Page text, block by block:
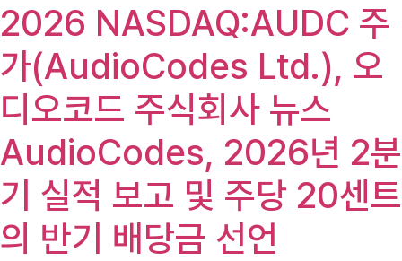
2026 NASDAQ:AUDC 주
가(AudioCodes Ltd.), 오
디오코드 주식회사 뉴스
AudioCodes, 2026년 2분
기 실적 보고 및 주당 20센트
의 반기 배당금 선언